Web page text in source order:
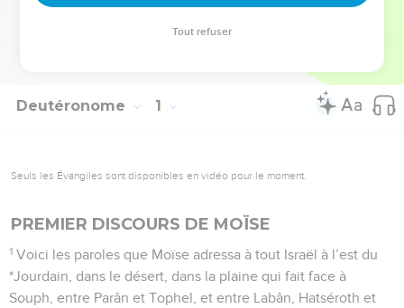
permission. All rights reserved worldwide.
Deutéronome 1
Seuls les Évangiles sont disponibles en vidéo pour le moment.
PREMIER DISCOURS DE MOÏSE
1 Voici les paroles que Moïse adressa à tout Israël à l’est du
*Jourdain, dans le désert, dans la plaine qui fait face à
Souph, entre Parân et Tophel, et entre Labân, Hatséroth et
Tout refuser